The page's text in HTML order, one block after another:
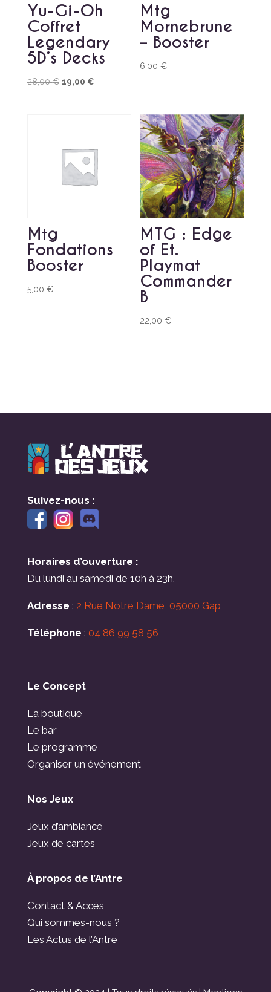
Yu-Gi-Oh
Coffret
Legendary
5D’s Decks
28,00€ Le
19,00 €Le
Mtg
Mornebrune
– Booster
6,00€
Mtg
Fondations
Booster
5,00 €
MTG : Edge
of Et.
Playmat
Commander
B
22,00€
Suivez-nous :
Horaires d’ouverture :
Du lundi au samedi de 10h à 23h.
Adresse : 2 Rue Notre Dame, 05000 Gap
Téléphone : 04 86 99 58 56
Le Concept
La boutique
Le bar
Le programme
Organiser un événement
Nos Jeux
Jeux d’ambiance
Jeux de cartes
À propos de l’Antre
Contact & Accès
Qui sommes-nous ?
Les Actus de l’Antre